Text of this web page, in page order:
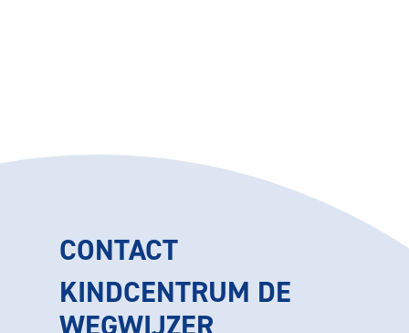
CONTACT
KINDCENTRUM DE